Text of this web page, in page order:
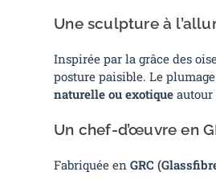
Une sculpture à
Inspirée par la grâce des
posture paisible. Le
naturelle ou exotique autour
Un chef-d’œuvre en
Fabriquée enGRC